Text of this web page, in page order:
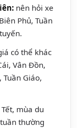
nên hỏi xe
Phủ, Tuần
có thể khác
Vân Đồn,
Tuần Giáo,
mùa du
thường